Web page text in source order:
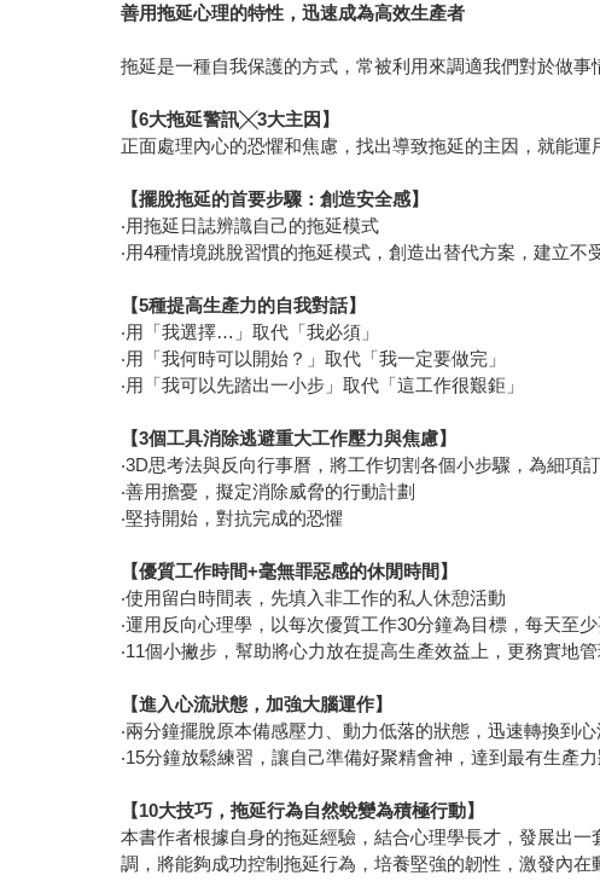
善用拖延心理的特性，迅速成為高效生產者
拖延是一種自我保護的方式，常被利用來調適我們對於做
【6大拖延警訊╳3大主因】
正面處理內心的恐懼和焦慮，找出導致拖延的主因，就能運
【擺脫拖延的首要步驟：創造安全感】
‧用拖延日誌辨識自己的拖延模式
‧用4種情境跳脫習慣的拖延模式，創造出替代方案，建立不
【5種提高生產力的自我對話】
‧用「我選擇…」取代「我必須」
‧用「我何時可以開始？」取代「我一定要做完」
‧用「我可以先踏出一小步」取代「這工作很艱鉅」
【3個工具消除逃避重大工作壓力與焦慮】
‧3D思考法與反向行事曆，將工作切割各個小步驟，為細項
‧善用擔憂，擬定消除威脅的行動計劃
‧堅持開始，對抗完成的恐懼
【優質工作時間+毫無罪惡感的休閒時間】
‧使用留白時間表，先填入非工作的私人休憩活動
‧運用反向心理學，以每次優質工作30分鐘為目標，每天至
‧11個小撇步，幫助將心力放在提高生產效益上，更務實地
【進入心流狀態，加強大腦運作】
‧兩分鐘擺脫原本備感壓力、動力低落的狀態，迅速轉換到
‧15分鐘放鬆練習，讓自己準備好聚精會神，達到最有生產
【10大技巧，拖延行為自然蛻變為積極行動】
本書作者根據自身的拖延經驗，結合心理學長才，發展出
調，將能夠成功控制拖延行為，培養堅強的韌性，激發內在